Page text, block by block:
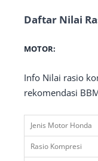
Daftar Nilai
MOTOR:
Info Nilai rasio
rekomendasi